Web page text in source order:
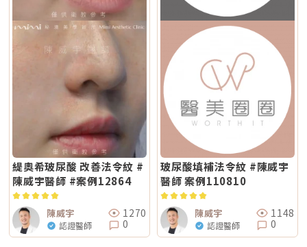
穩定，因此治療前仍需要專業檢視膚況，若正處於發炎、乾裂或紅敏期，建
議先穩定皮膚後再安排療程。Q5：做 Reepot 之後多久可以搭配其他醫美
療程？治療後皮膚需要時間恢復，因此若要搭配保濕導入、水光等溫和療
程，通常約 2～3 週即可視膚況安排；若是皮秒、飛梭、強效換膚或注射等
刺激性較高的項目，建議至少間隔 4 週再評估。適當的間隔能降低反黑與過
度刺激的風險，也讓後續療程效果更穩定。Q6：Reepot 的療程費用大約是
多少？Reepot 的價格會依照治療部位、所需的能量深度、是否搭配其他療
程以及整體規劃次數而有所差異。一般費用多落在一萬至三萬多元之間，但
實際金額仍需依個人斑點狀況與療程組合評估後才能確認。建議先安排諮
詢，由專業醫療人員確認膚況後提供最適合的治療方案與費用。Q7：
Reepot 術後的人工皮需要貼多久？Reepot 治療後會在局部覆蓋人工皮，
主要是保護剛治療的肌膚並協助屏障修復。人工皮不建議自行撕除，多數人
會在約兩週左右回診時，由醫療人員視膚況協助取下。人工皮脫落後，治療
部位的色素也會在這段期間逐漸代謝、變淡。斑點帶來的影響，往往不只是
外觀變化，更讓人感到氣色黯淡、不如以往。隨著醫美技術不斷推陳出新，
Reepot AI 時光雷射為色素治療帶來更精準、可控的方式，讓除斑不再停留
在效果難預測的時代。期望這篇文章能幫助你清楚掌握除斑方向與選擇，在
規劃療程時，也建議由專業醫師根據膚況量身評估，找到最適合、安全的改
善方式。★溫馨提醒★小編要提醒大家，醫療並非單純的商業交易，所有的
療程都伴隨著風險。因此，作為消費者應該謹慎選擇合適的醫療方案，以確
保安全與健康。
或是斑點、色素沉澱這類膚質問題，單靠電波或音波不一定能解決，需要搭
配其他療程評估。第二，不要只看價格，更要看療程規劃是否合理電波音波
的價格會受到儀器種類、探頭、發數、施作部位、能量設定與診所規劃影
響。價格便宜不一定不好，但如果只用價格做決定，很容易忽略真正重要的
事：這療程到底有沒有符合你的臉部狀況？同樣是音波，有人需要加強下顎
線，有人需要處理嘴邊肉；同樣是電波，有人重點在眼周細紋，有人重點在
臉頰鬆弛。規劃不同，效果自然也會不同。所以選療程時，不只要問「多少
錢」，也要問清楚：使用什麼儀器？施作哪些部位？大約發數或治療範圍怎
麼規劃？為什麼我的狀況適合這個療程？第三，確認儀器來源、探頭耗材與
施作人員電波音波屬於能量型醫美療程，安全性和儀器來源、探頭耗材、操
作經驗都有關。建議選擇前可以確認是否為合法原廠認證儀器、是否使用原
廠探頭或合規耗材，以及是否由合格專業醫療人員評估與操作。另外，醫師
的臉部解剖概念與美感判斷也很重要。因為電波音波不是「能量越強越
好」，而是要看你的皮膚厚度、脂肪量、鬆弛程度、臉型比例去調整。過度
治療不一定更漂亮，反而可能不自然或效果不如預期。第四，效果需要時
間，不要用術後當天判斷成敗電波和音波都是透過熱能刺激膠原蛋白反應，
不是做完當天就完成全部效果。部分人術後會先感覺皮膚變緊、輪廓比較
順，但真正的膠原蛋白新生與重組，通常需要數週到數月慢慢發生。所以做
完後不要急著用第一天的樣子判斷有沒有用，也不要因為短期內沒有巨大變
化就立刻否定療程。非侵入式拉提的特色通常是漸進、自然，而不是突然大
幅改變。第五，不要期待一次療程解決所有老化問題臉部老化不是只有皮膚
鬆而已，還可能包含膠原蛋白流失、脂肪位移、骨架支撐變弱、皮膚厚度改
變等不同層次的問題。電波可以改善皮膚緊緻度與膚質，音波可以幫助輪廓
拉提與深層支撐，但它們不一定能取代針劑、填充、雷射、手術或其他療
程。比較正確的觀念是：電波音波不是萬能療程，而是抗老規劃中的一部
比較高級」，而是設計邏輯不同。若主要需求為輪廓拉提與緊緻，單極射頻
為主的療程通常較符合需求；若希望同時兼顧膚質細緻與輕度緊緻，複合式
電波療程則可能更具彈性。效果差異：拉提感、緊緻感、膚質感不一樣1. 拉
提感如果你的主要困擾是「臉部鬆弛」、「下顎線不清楚」或「嘴邊肉變明
顯」，鳳凰電波通常是較常被討論的選項之一。其應用多與輪廓緊緻與鬆弛
改善相關，常見於臉部、眼周與身體的緊緻與平滑需求。2. 膚質感如果你的
問題不是明顯鬆弛，而是「皮膚看起來粗」、「毛孔明顯」、「妝感不服
貼」或整體氣色較疲累，無雙電波的複合式能量設計相對較符合這類需求。
除了緊緻效果外，也常被用於膚質細緻與整體質感提升，因此常被市場定位
為入門型抗老或精緻型電波療程。3. 自然度兩者都屬於非侵入式療程，因此
通常不會像手術或填充療程一樣產生立即的結構性改變，效果多半呈現為漸
進式、自然型。常見的效果訴求差異在於：鳳凰電波多偏向輪廓線條與緊緻
感的提升；無雙電波則較偏向整體膚質細緻、緊實與光澤感的改善。哪一種
比較痛？無雙電波真的比較不痛嗎？疼痛感是很多人選療程時最在意的問
題。以療程設計來看，鳳凰電波因為以單極射頻為主，能量感通常會比較明
顯。部分人會形容為熱、刺、酸、脹，尤其在骨感較明顯或皮膚較薄的位
置，感受可能更強。無雙電波則因為設計上有SAC智能冷卻系統與RIC即時
阻抗偵測補償系統等設計，因此為舒適度較高的電波療程。但這裡要講清
楚：不痛不代表完全沒感覺，舒適也不代表每個人都一樣。疼痛感會受到很
多因素影響，包括： 個人耐痛程度 施作部位 能量設定 是否敷麻 醫師手法
皮膚厚薄與骨感程度 當天身體狀態所以比較精準的說法是：無雙電波通常
被定位為舒適度較佳；鳳凰電波能量感通常較明顯。但實際感受仍需依個人
狀況而定。常見迷思一：鳳凰電波一定比無雙電波強嗎？不一定。「強」要
看你指的是哪一種強。如果說的是深層拉提、輪廓緊緻，鳳凰電波確實是經
典代表。但如果是膚質、細緻度、毛孔與整體保養感，無雙電波可能更符合
緹奧希玻尿酸 改善法令紋 #
陳威宇醫師 #案例12864
陳威宇
認證醫師
1270
0
玻尿酸填補法令紋 #陳威宇
醫師 案例110810
陳威宇
認證醫師
1148
0